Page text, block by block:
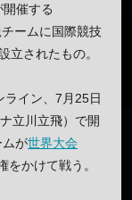
開催する
ームに国際競技
立されたもの。
ライン、7月25日
立川立飛）で開
ムが世界大会
をかけて戦う。